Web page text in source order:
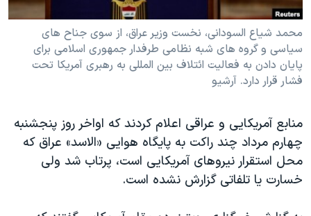
آرشیو پخش زنده
مجموعه مستندهای دادخواهی
تریبونال مردمی آبان ۹۸
چهل سال گروگان‌گیری
قانون شفافیت دارائی کادر رهبری ایران
اعتراضات مردمی آبان ۹۸
محمد شیاع السودانی، نخست وزیر عراق، از سوی جناح های
سیاسی و گروه های شبه نظامی طرفدار جمهوری اسلامی برای
پایان دادن به فعالیت ائتلاف بین المللی به رهبری آمریکا تحت
فشار قرار دارد. آرشیو
منابع آمریکایی و عراقی اعلام کردند که اواخر روز پنجشنبه
چهارم مرداد چند راکت به پایگاه هوایی «الاسد» عراق که
محل استقرار نیروهای آمریکایی است، پرتاب شد ولی
خسارت یا تلفاتی گزارش نشده است.